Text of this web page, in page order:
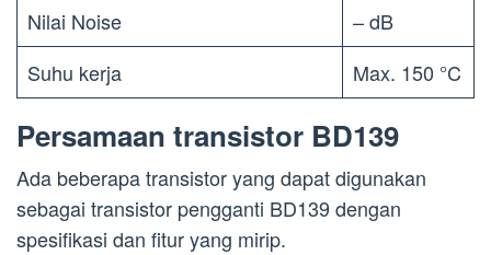
Nilai Noise
– dB
Suhu kerja
Max. 150 °C
Persamaan transistor BD139
Ada beberapa transistor yang dapat digunakan
sebagai transistor pengganti BD139 dengan
spesifikasi dan fitur yang mirip.